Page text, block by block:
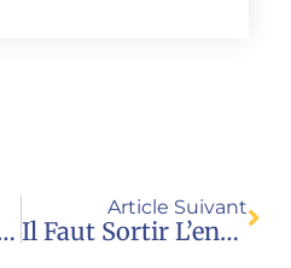
De Aude Mirkovic, Juriste, Et Anne Schaub, Psychothérapeute
Article Suivant
Il Faut Sortir L’enfant De La Sphère Du «consentement»